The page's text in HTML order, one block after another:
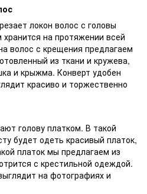
локон волос с головы
на протяжении всей
волос с крещения предлагаем
из ткани и кружева,
и крыжма. Конверт удобен
красиво и торжественно
голову платком. В такой
будет одеть красивый платок,
платок мы предлагаем из
с крестильной одеждой.
на фотографиях и